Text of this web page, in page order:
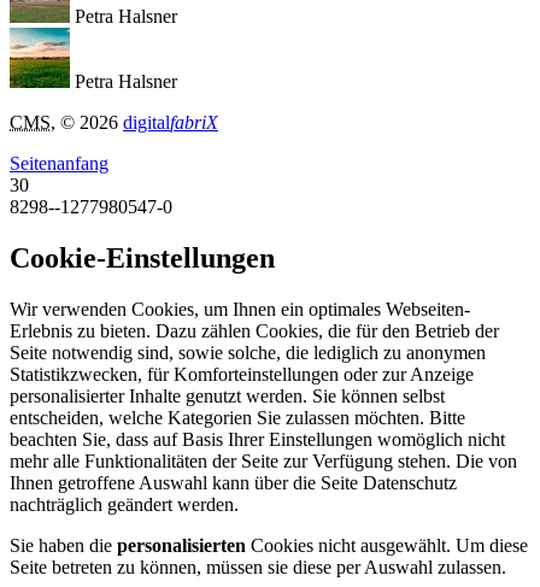
Petra Halsner
Petra Halsner
CMS, © 2026 digitalfabriX
Seitenanfang
30
8298--1277980547-0
Cookie-Einstellungen
Wir verwenden Cookies, um Ihnen ein optimales Webseiten-
Erlebnis zu bieten. Dazu zählen Cookies, die für den Betrieb der
Seite notwendig sind, sowie solche, die lediglich zu anonymen
Statistikzwecken, für Komforteinstellungen oder zur Anzeige
personalisierter Inhalte genutzt werden. Sie können selbst
entscheiden, welche Kategorien Sie zulassen möchten. Bitte
beachten Sie, dass auf Basis Ihrer Einstellungen womöglich nicht
mehr alle Funktionalitäten der Seite zur Verfügung stehen. Die von
Ihnen getroffene Auswahl kann über die Seite Datenschutz
nachträglich geändert werden.
Sie haben die personalisierten Cookies nicht ausgewählt. Um diese
Seite betreten zu können, müssen sie diese per Auswahl zulassen.